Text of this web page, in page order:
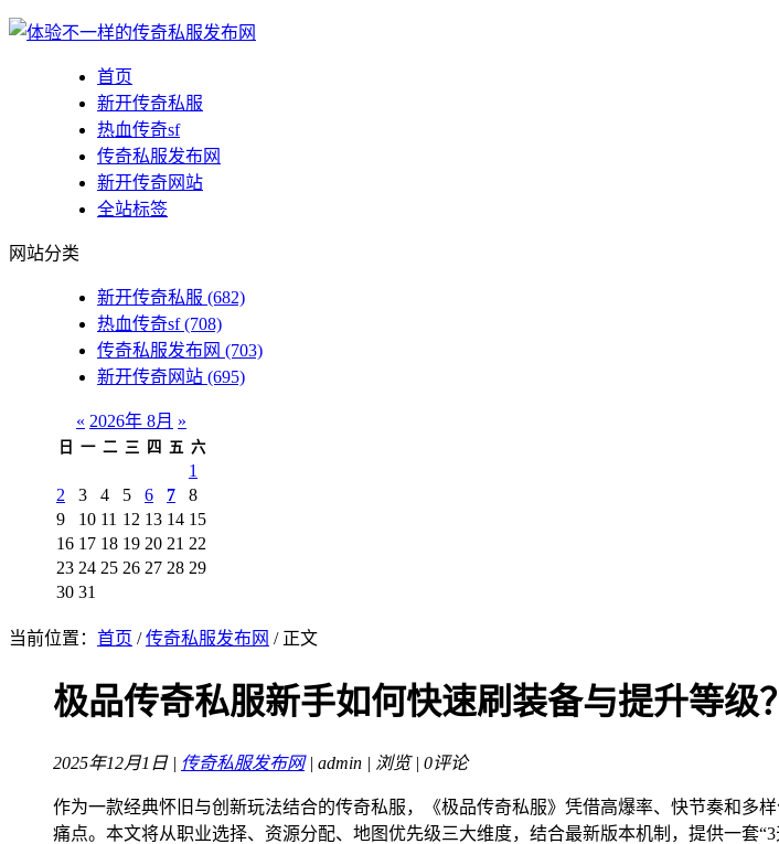
首页
新开传奇私服
热血传奇sf
传奇私服发布网
新开传奇网站
全站标签
网站分类
新开传奇私服 (682)
热血传奇sf(708)
传奇私服发布网 (703)
新开传奇网站 (695)
« 2026年 8月 »
日 一 二 三 四 五 六
1
2
3 4 5 6 7
8
9
10 11 12 13 14 15
16 17 18 19 20 21 22
23 24 25 26 27 28 29
30 31
当前位置： 首页 /传奇私服发布网 / 正文
极品传奇私服新手如何快速刷装备与提升等级？
2025年12月1日 | 传奇私服发布网| admin | 浏览 | 0评论
作为一款经典怀旧与创新玩法结合的传奇私服，《极品传奇私服》凭借高爆率、快节奏和
痛点。本文将从职业选择、资源分配、地图优先级三大维度，结合最新版本机制，提供一套“3